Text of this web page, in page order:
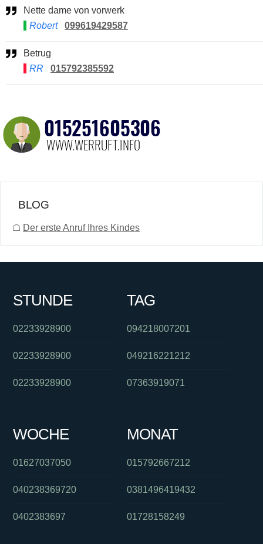
Nette dame von vorwerk
Robert
099619429587
Betrug
RR
015792385592
BLOG
☖ Der erste Anruf Ihres Kindes
STUNDE
02233928900
02233928900
02233928900
TAG
094218007201
049216221212
07363919071
WOCHE
01627037050
040238369720
0402383697
MONAT
015792667212
0381496419432
01728158249